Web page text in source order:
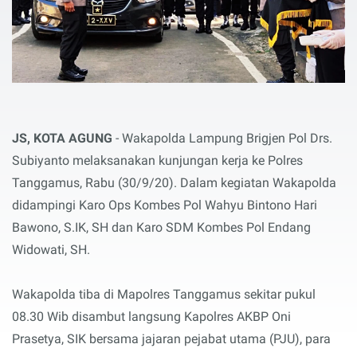
JS, KOTA AGUNG - Wakapolda Lampung Brigjen Pol Drs.
Subiyanto melaksanakan kunjungan kerja ke Polres
Tanggamus, Rabu (30/9/20). Dalam kegiatan Wakapolda
didampingi Karo Ops Kombes Pol Wahyu Bintono Hari
Bawono, S.IK, SH dan Karo SDM Kombes Pol Endang
Widowati, SH.
Wakapolda tiba di Mapolres Tanggamus sekitar pukul
08.30 Wib disambut langsung Kapolres AKBP Oni
Prasetya, SIK bersama jajaran pejabat utama (PJU), para